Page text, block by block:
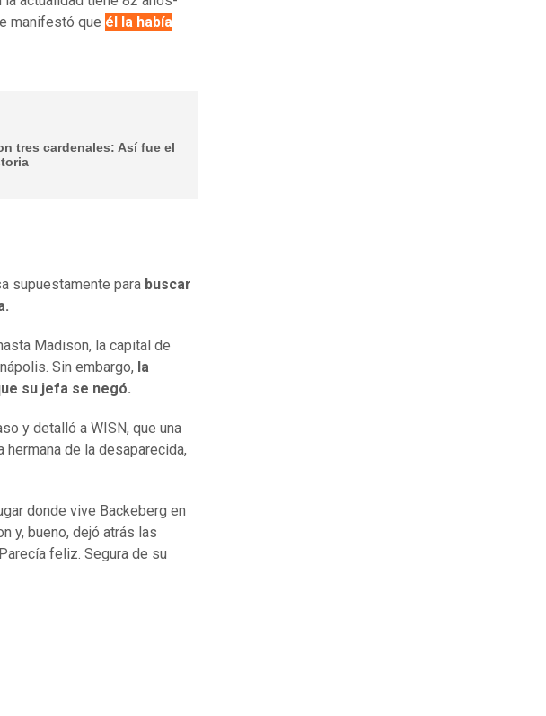
manifestó que él la había
tres cardenales: Así fue el
supuestamente para buscar
Madison, la capital de
Sin embargo, la
su jefa se negó.
y detalló a WISN, que una
de la desaparecida,
donde vive Backeberg en
y, bueno, dejó atrás las
Parecía feliz. Segura de su